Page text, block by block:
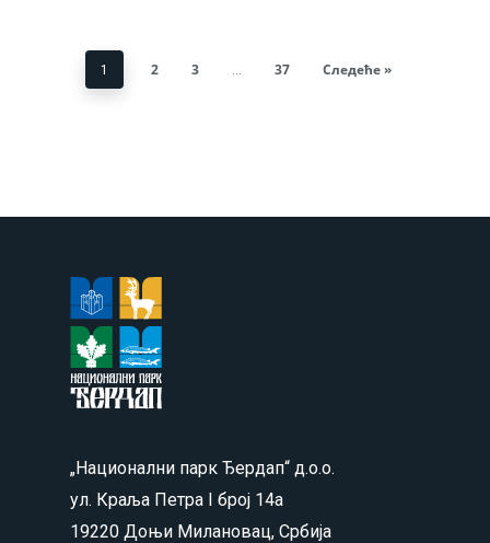
1 2 3 37 Следеће »
„Национални парк Ђердап“ д.о.о.
ул. Краља Петра I број 14а
19220 Доњи Милановац, Србија